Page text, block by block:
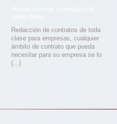
Redacción de contratos de toda
clase para empresas, cualquier
ámbito de contrato que pueda
necesitar para su empresa se lo
(...)